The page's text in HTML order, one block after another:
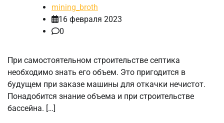
mining_broth
16 февраля 2023
0
При самостоятельном строительстве септика
необходимо знать его объем. Это пригодится в
будущем при заказе машины для откачки нечистот.
Понадобится знание объема и при строительстве
бассейна. […]